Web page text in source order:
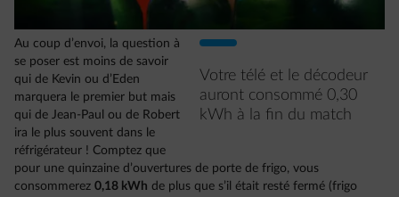
Votre télé et le décodeur
auront consommé 0,30
kWh à la fin du match
Au coup d’envoi, la question à
se poser est moins de savoir
qui de Kevin ou d’Eden
marquera le premier but mais
qui de Jean-Paul ou de Robert
ira le plus souvent dans le
réfrigérateur ! Comptez que
pour une quinzaine d’ouvertures de porte de frigo, vous
consommerez 0,18 kWh de plus que s’il était resté fermé (frigo